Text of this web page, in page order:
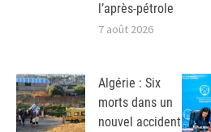
l’après-pétrole
7 août 2026
Algérie : Six
morts dans un
nouvel accident